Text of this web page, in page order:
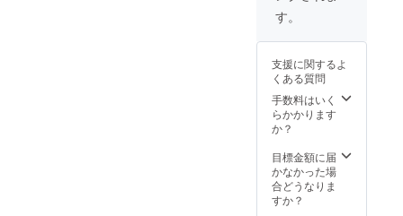
メール
考欄に
ご記入
くださ
い
a
Shibuy
a 2
Chome
−22−3
Shibuy
Buildin
g 5F
Shibuy
ご記入
いただ
きます
ようご
協力く
ださ
名 番
地・
号 建
別途ご
なりま
す。予
めご了
承くだ
さい。
からの
発送と
なりま
す。備
す。
支援に関するよ
くある質問
手数料はいく
らかかります
か？
目標金額に届
かなかった場
合どうなりま
すか？